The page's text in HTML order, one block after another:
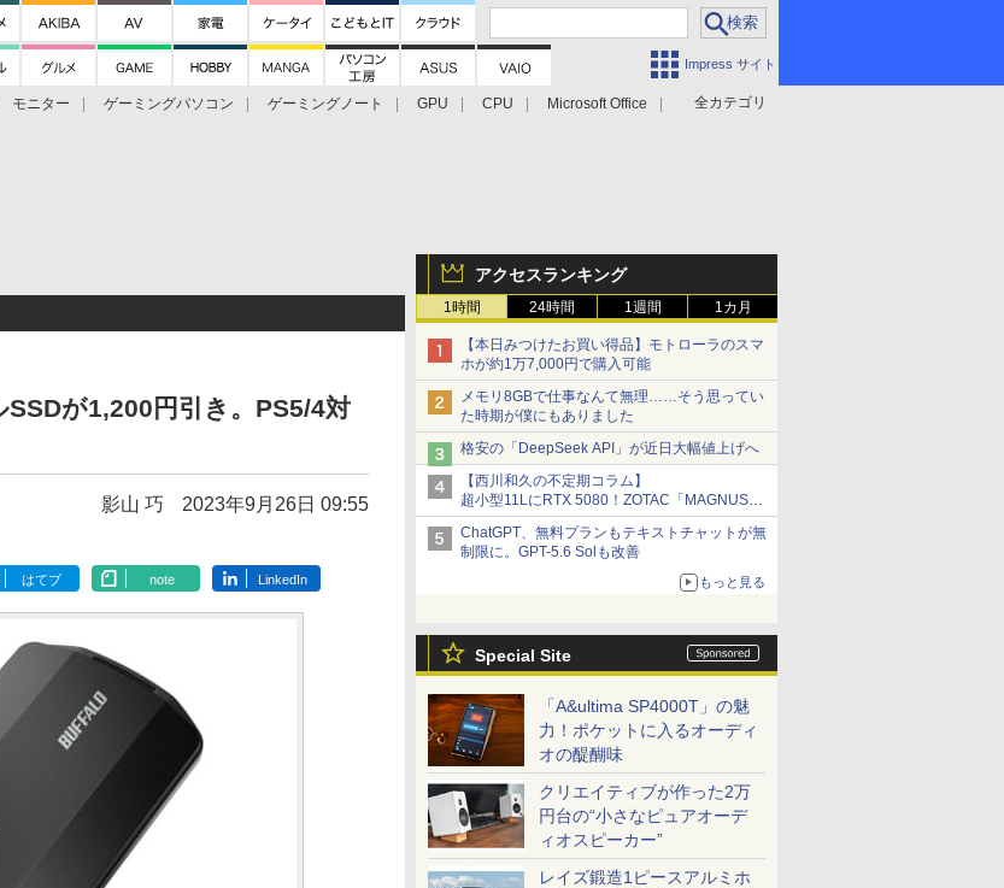
Impress サイト
全カテゴリ
モニター ゲーミングパソコン ゲーミングノート GPU CPU
Microsoft Office
アクセスランキング
1時間 24時間 1週間 1カ月
【本日みつけたお買い得品】モトローラのスマ
ホが約1万7,000円で購入可能
メモリ8GBで仕事なんて無理……そう思ってい
た時期が僕にもありました
格安の「DeepSeek API」が近日大幅値上げへ
【西川和久の不定期コラム】
超小型11LにRTX 5080！ZOTAC「MAGNUS
ONE」最上位機の実力を探る
ChatGPT、無料プランもテキストチャットが無
制限に。GPT-5.6 Solも改善
もっと見る
Special Site
「A&ultima SP4000T」の魅
力！ポケットに入るオーディ
オの醍醐味
クリエイティブが作った2万
円台の“小さなピュアオーデ
ィオスピーカー”
レイズ鍛造1ピースアルミホ
が1,200円引き。PS5/4対
影山 巧 2023年9月26日 09:55
はてブ note LinkedIn